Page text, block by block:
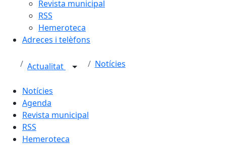
Revista municipal
RSS
Hemeroteca
Adreces i telèfons
Actualitat Notícies
Notícies
Agenda
Revista municipal
RSS
Hemeroteca